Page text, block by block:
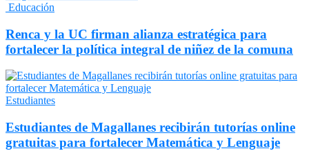
Educación
Renca y la UC firman alianza estratégica para
fortalecer la política integral de niñez de la comuna
Estudiantes
Estudiantes de Magallanes recibirán tutorías online
gratuitas para fortalecer Matemática y Lenguaje